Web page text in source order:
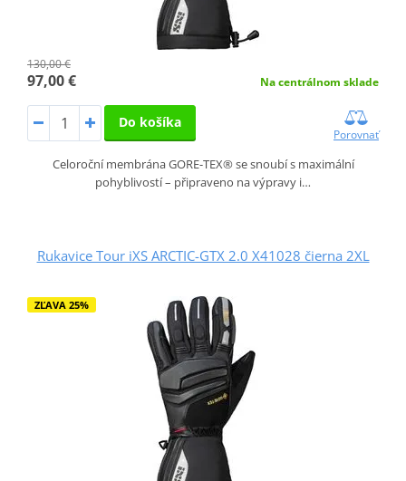
130,00 €
97,00 € Na centrálnom sklade
Do košíka
Porovnať
Celoroční membrána GORE-TEX® se snoubí s maximální
pohyblivostí – připraveno na výpravy i…
Rukavice Tour iXS ARCTIC-GTX 2.0 X41028 čierna 2XL
ZĽAVA 25%